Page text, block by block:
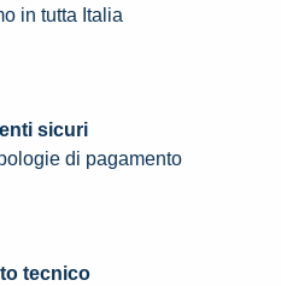
in tutta Italia
sicuri
di pagamento
tecnico